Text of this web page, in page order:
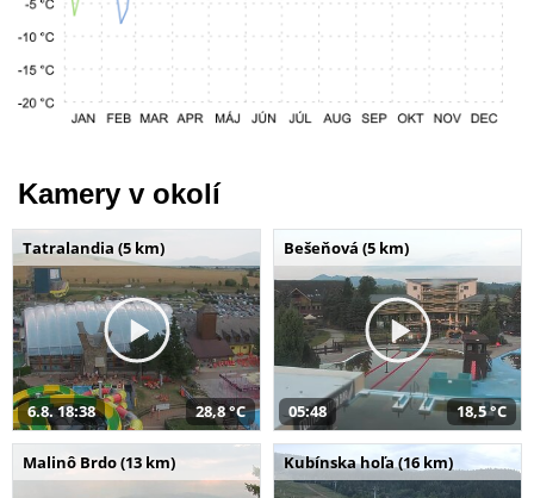
Kamery v okolí
Tatralandia (5 km)
6.8. 18:38 28,8 °C
Bešeňová (5 km)
05:48 18,5 °C
Malinô Brdo (13 km) Kubínska hoľa (16 km)